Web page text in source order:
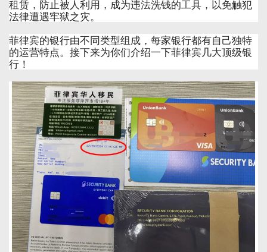
租赁，防止被人利用，成为违法洗钱的工具，以免触犯
法律遭遇牢狱之灾。
菲律宾的银行由不同类型组成，每家银行都有自己独特
的运营特点。接下来为你们介绍一下菲律宾几大顶级银
行！